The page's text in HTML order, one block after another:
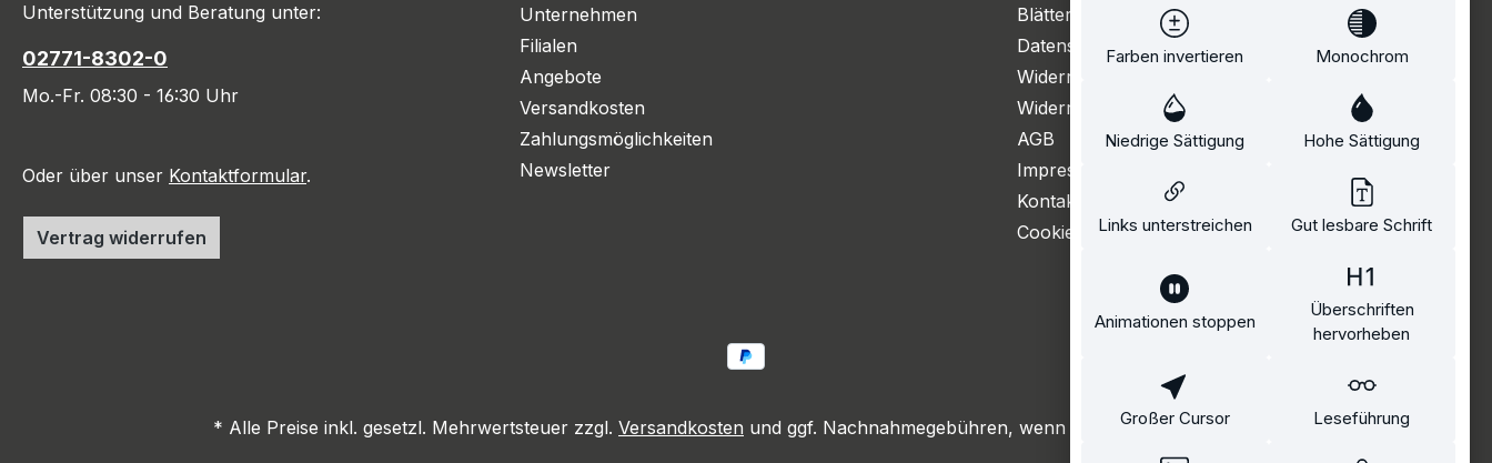
Unterstützung und Beratung unter:
02771-8302-0
Mo.-Fr. 08:30 - 16:30 Uhr
Oder über unser Kontaktformular.
Vertrag widerrufen
Unternehmen
Filialen
Angebote
Versandkosten
Zahlungsmöglichkeiten
Newsletter
Blätterkatalog
Datenschutzerklärung
Widerrufsbelehrung
Widerrufsformular
AGB
Impressum
Kontakt
Cookie Einstellungen
* Alle Preise inkl. gesetzl. Mehrwertsteuer zzgl. Versandkosten und ggf. Nachnahmegebühren, wenn nicht anders angegeben.
Farben invertieren Monochrom
Niedrige Sättigung Hohe Sättigung
Links unterstreichen Gut lesbare Schrift
Animationen stoppen
Überschriften
hervorheben
Großer Cursor Leseführung